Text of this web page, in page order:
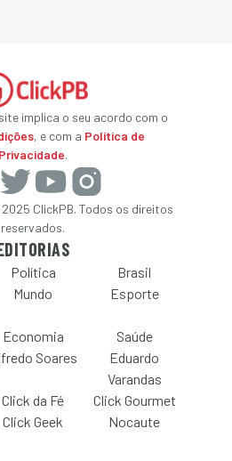
implica o seu acordo com o
, e com a Política de
Privacidade.
ClickPB. Todos os direitos
reservados.
Política
Brasil
Mundo Esporte
Economia
Saúde
Soares
Eduardo
Varandas
Click da Fé
Click Gourmet
Click Geek Nocaute